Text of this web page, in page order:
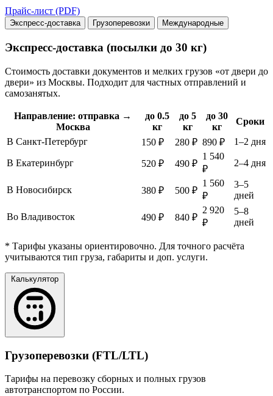
Прайс-лист (PDF)
Экспресс-доставка Грузоперевозки Международные
Экспресс-доставка (посылки до 30 кг)
Стоимость доставки документов и мелких грузов «от двери до
двери» из Москвы. Подходит для частных отправлений и
самозанятых.
Направление: отправка →
Москва
до 0.5
кг
до 5
кг
до 30
кг
Сроки
В Санкт-Петербург
150 ₽ 280 ₽ 890 ₽ 1–2 дня
В Екатеринбург 520 ₽ 490 ₽
1 540
₽
2–4 дня
В Новосибирск 380 ₽ 500 ₽
1 560
₽
3–5
дней
Во Владивосток 490 ₽ 840 ₽
2 920
₽
5–8
дней
* Тарифы указаны ориентировочно. Для точного расчёта
учитываются тип груза, габариты и доп. услуги.
Калькулятор
Грузоперевозки (FTL/LTL)
Тарифы на перевозку сборных и полных грузов
автотранспортом по России.